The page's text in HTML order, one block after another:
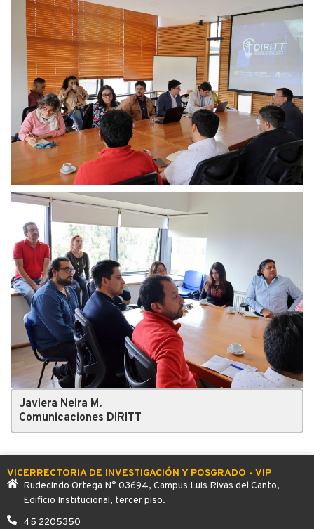
Javiera Neira M.
Comunicaciones DIRITT
VICERRECTORIA DE INVESTIGACIÓN Y POSGRADO - VIP
Rudecindo Ortega N° 03694, Campus Luis Rivas del Canto,
Edificio Institucional, tercer piso.
45 2205350